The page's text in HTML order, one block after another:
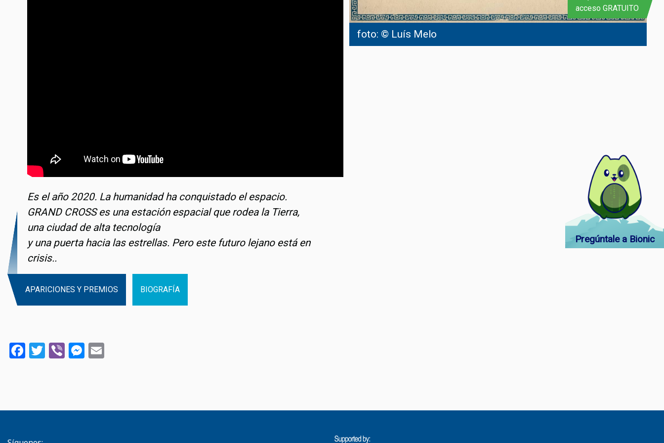
Es el año 2020. La humanidad ha conquistado el espacio.
GRAND CROSS es una estación espacial que rodea la Tierra,
una ciudad de alta tecnología
y una puerta hacia las estrellas. Pero este futuro lejano está en
crisis..
APARICIONES Y PREMIOS BIOGRAFÍA
foto: © Luís Melo
acceso GRATUITO
Facebook
Twitter
ViberMessenger
Pregúntale a Bionic